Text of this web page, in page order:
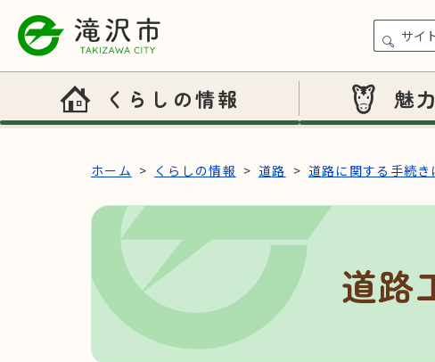
本文へスキップ
くらしの情報 魅
ホーム くらしの情報 道路 道路に関する手続き
道路